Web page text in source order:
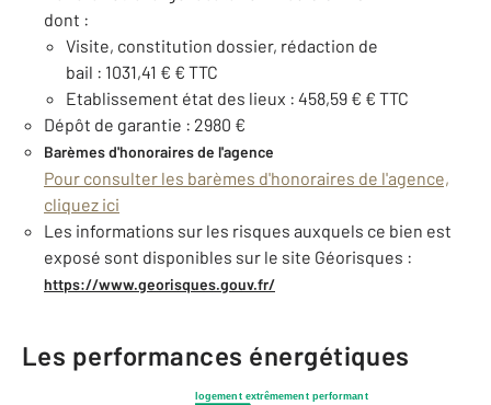
dont :
Visite, constitution dossier, rédaction de
bail : 1031,41 € € TTC
Etablissement état des lieux : 458,59 € € TTC
Dépôt de garantie : 2980 €
Barèmes d'honoraires de l'agence
Pour consulter les barèmes d'honoraires de l'agence,
cliquez ici
Les informations sur les risques auxquels ce bien est
exposé sont disponibles sur le site Géorisques :
https://www.georisques.gouv.fr/
Les performances énergétiques
logement extrêmement performant